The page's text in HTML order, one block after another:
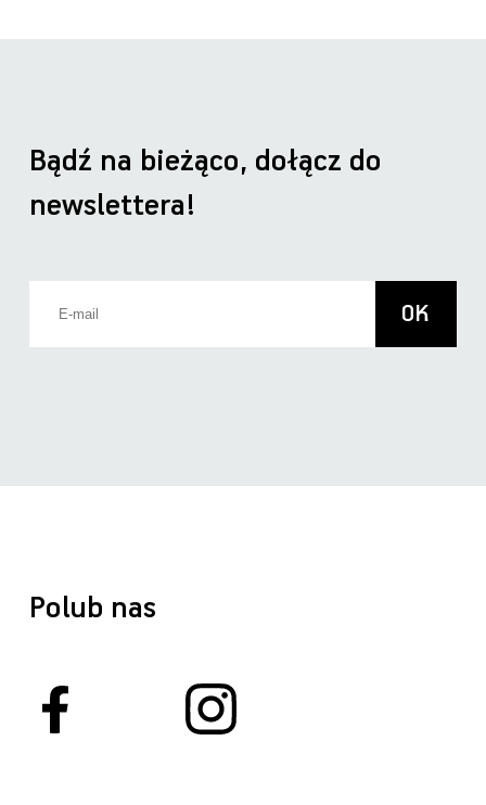
Polub nas
Bądź na bieżąco, dołącz do
newslettera!